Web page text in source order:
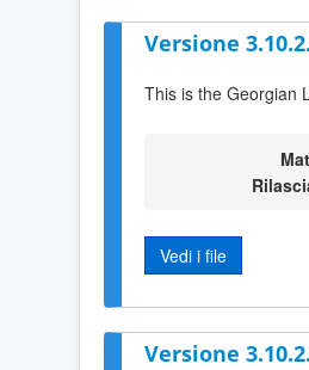
Versione
This is the Georgian
Vedi i file
Versione